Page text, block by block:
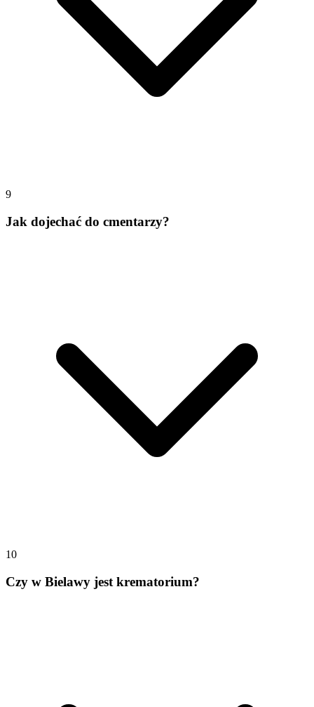
9
Jak dojechać do cmentarzy?
10
Czy w Bielawy jest krematorium?